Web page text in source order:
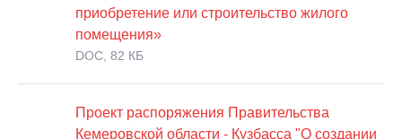
приобретение или строительство жилого
помещения»
DOC, 82 КБ
Проект распоряжения Правительства
Кемеровской области - Кузбасса "О создании